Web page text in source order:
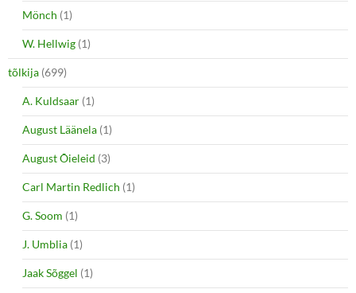
Mönch (1)
W. Hellwig (1)
tõlkija (699)
A. Kuldsaar (1)
August Läänela (1)
August Õieleid (3)
Carl Martin Redlich (1)
G. Soom (1)
J. Umblia (1)
Jaak Sõggel (1)